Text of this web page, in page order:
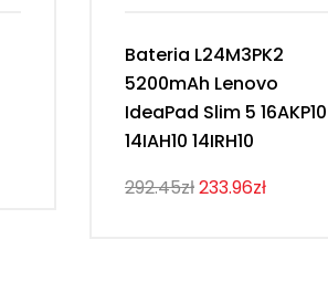
Bateria L24M3PK2
5200mAh Lenovo
IdeaPad Slim 5 16AKP10
14IAH10 14IRH10
292.45zł233.96zł